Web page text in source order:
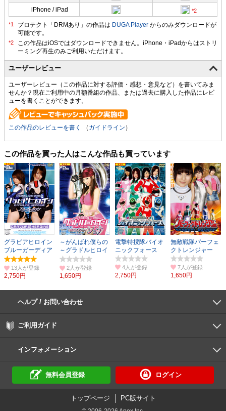
iPhone / iPad
プロテクト「DRMあり」の作品は DUGA Player からのみダウンロードが
可能です。
ユーザーレビュー
ユーザーレビュー（この作品に対する評価・感想・意見など）を書いてみま
せんか？現在ご利用中の月額番組の作品、または過去に購入した作品にレビ
ューを書くことができます。
この作品のレビューを書く （ ガイドライン ）
この作品を買った人はこんな作品も買っています
グラビアヒロイン
ブルーガーディア
ン
13人
2,750円
～がんばれ僕らの
～グラドルヒロイ
ン コスモパイレー
ツ 2人
1,650円
電撃特捜隊バイオ
ニックフォース
4人
2,750円
無敵戦隊パーフェ
クトレンジャー
7人
1,650円
ヘルプ / お問い合わせ
よくあるご質問
ご利用環境
お支払い方法
パスワードの再設定
サポートセンター
ご利用ガイド
初めての方へ
会員登録の手順
作品購入の手順
動画再生の手順
検索のヒント
DUGA Player
インフォメーション
DUGAからのお知らせ
デュガの歴史とあゆみ
利用規約
個人情報保護方針
特定商取引法に基づく表示
資金決済法に基づく表示
倫理基準
サイトマップ無料会員登録 ログイン
トップページ PC版サイト